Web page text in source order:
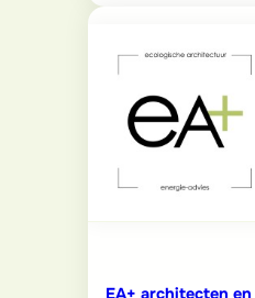
EA+ architecten en